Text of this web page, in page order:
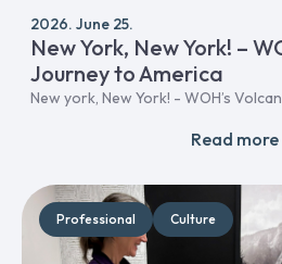
2026. June 25.
New York, New York! –
Journey to America
New york, New York! - WOH’s
Read more
Professional Culture